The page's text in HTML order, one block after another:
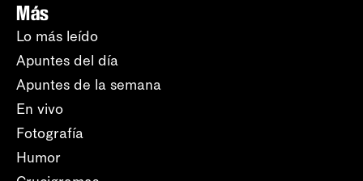
Más
Lo más leído
Apuntes del día
Apuntes de la semana
En vivo
Fotografía
Humor